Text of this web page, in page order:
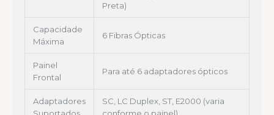
Preta)
Capacidade
Máxima
6 Fibras Ópticas
Painel
Frontal
Para até 6 adaptadores ópticos
Adaptadores
SC, LC Duplex, ST, E2000 (varia